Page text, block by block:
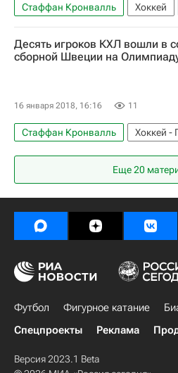
Эрик Густафссон
Стаффан Кронвалль Хоккей
КХЛ 2025-2026
Локомотив
Десять игроков КХЛ вошли в
сборной Швеции на
16 января 2018, 16:16 11
Стаффан Кронвалль
Хоккей -
Хоккей
Спорт
Новости -
Зимние Олимпийские игры 2018
КХЛ 2025-2026
Швеция
Еще 20
Футбол Фигурное катание
Спецпроекты
Реклама
Версия 2023.1 Beta